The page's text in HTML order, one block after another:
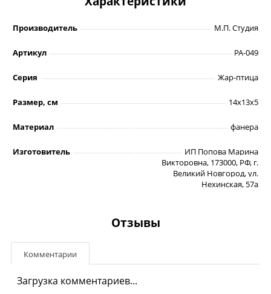
Производитель М.П. Студия
Артикул РА-049
Серия Жар-птица
Размер, см 14х13х5
Материал фанера
Изготовитель
ИП Попова Марина
Викторовна, 173000, РФ, г.
Великий Новгород, ул.
Нехинская, 57а
Отзывы
Комментарии
Загрузка комментариев...